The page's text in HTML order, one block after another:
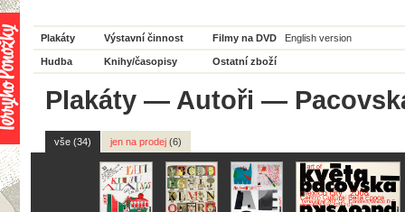
Plakáty Výstavní činnost Filmy na DVD English version
Hudba Knihy/časopisy Ostatní zboží
Plakáty — Autoři —
vše (34) jen na prodej (6)